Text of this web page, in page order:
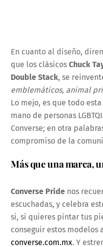
En cuanto al diseño,
que los clásicosChuck
Double Stack, se
emblemáticos, animal
Lo mejo, es que todo
mano de personas
Converse; en otra
compromiso de la
Más que una marca,
Converse Pride nos
escuchadas, y celebra
si, si quieres pintar tus
conseguir estos
converse.com.mx. Y